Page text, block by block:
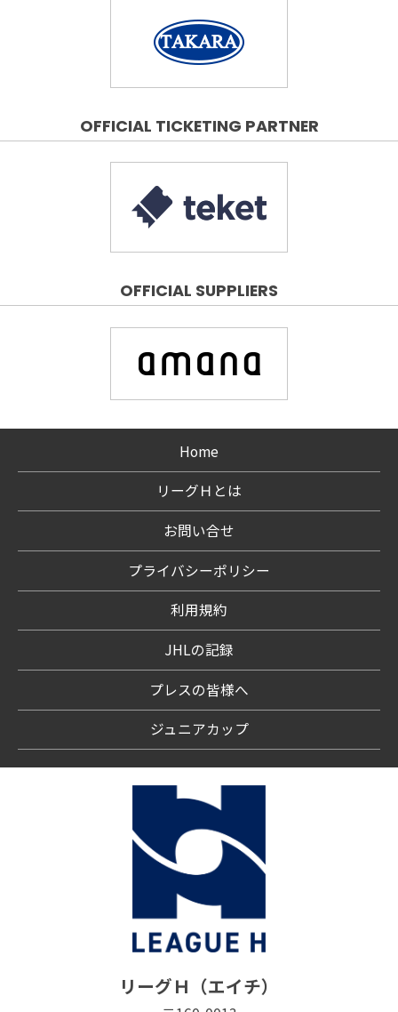
OFFICIAL TICKETING PARTNER
OFFICIAL SUPPLIERS
Home
リーグＨとは
お問い合せ
プライバシーポリシー
利用規約
JHLの記録
プレスの皆様へ
ジュニアカップ
リーグＨ（エイチ）